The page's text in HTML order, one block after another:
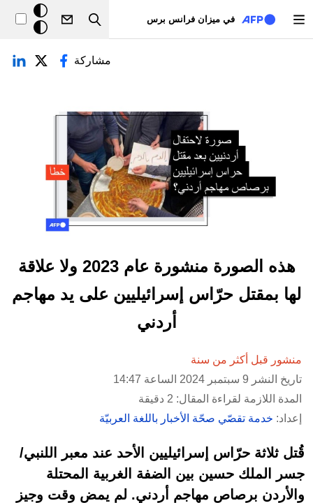
في ميزان فرانس برس
Search
خلفيّة
داكنة
التبويبات الأساسية
مشاركة
هذه الصورة منشورة عام 2023 ولا علاقة
لها بمقتل حرّاس إسرائيليين على يد مهاجم
أردني
منشور قبل أكثر من سنة
تاريخ النشر 9 سبتمبر 2024 الساعة 14:47
المدة اللازمة لقراءة المقال: 2 دقيقة
إعداد: خدمة تقصّي صحّة الأخبار باللغة العربيّة
قُتل ثلاثة حرّاس إسرائيليين الأحد عند معبر اللنبي/
جسر الملك حسين بين الضفة الغربية المحتلة
والأردن برصاص مهاجم أردني. لم يمض وقت وجيز